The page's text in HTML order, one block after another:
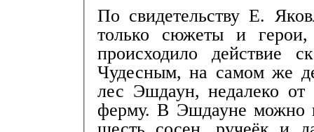
По свидетельству Е.
только сюжеты и
происходило действие
Чудесным, на самом же
лес Эшдаун, недалеко от
ферму. В Эшдауне можно